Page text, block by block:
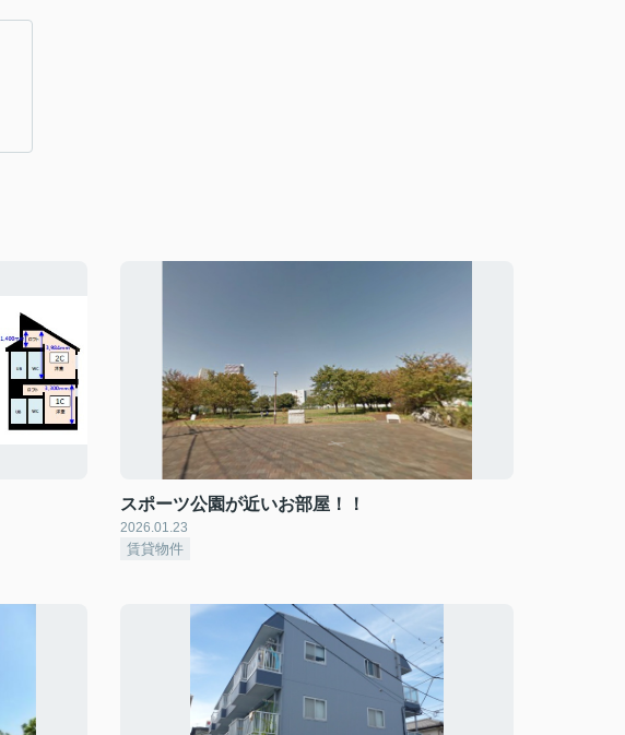
スポーツ公園が近いお部屋！！
2026.01.23
賃貸物件